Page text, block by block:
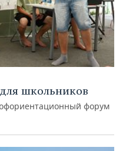
школьников
форум